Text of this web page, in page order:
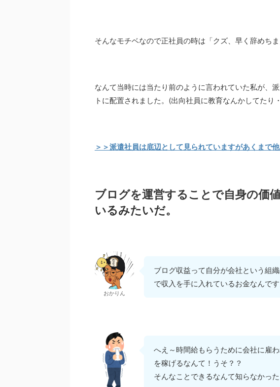
そんなモチベなので正社員の時は「クズ、早く辞めちま
なんて当時には当たり前のように言われていた私が、
トに配置されました。(出向社員に教育なんかしてたり
＞＞派遣社員は底辺として見られていますがあくまで
ブログを運営することで自身の価
いるみたいだ。
おかりん
ブログ収益って自分が会社という組
で収入を手に入れているお金なんです
へえ～時間給もらうために会社に雇
を稼げるなんて！うそ？？
そんなことできるなんて知らなかった